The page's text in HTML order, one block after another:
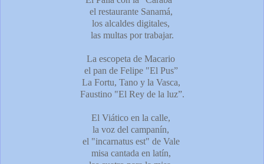
el restaurante Sanamá,
los alcaldes digitales,
las multas por trabajar.
La escopeta de Macario
el pan de Felipe "El Pus”
La Fortu, Tano y la Vasca,
Faustino "El Rey de la luz”.
El Viático en la calle,
la voz del campanín,
el "incarnatus est" de Vale
misa cantada en latín,